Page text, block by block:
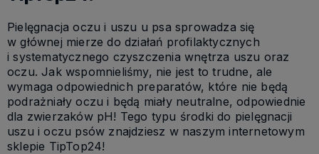
Pielęgnacja oczu i uszu u psa sprowadza się
w głównej mierze do działań profilaktycznych
i systematycznego czyszczenia wnętrza uszu oraz
oczu. Jak wspomnieliśmy, nie jest to trudne, ale
wymaga odpowiednich preparatów, które nie będą
podrażniały oczu i będą miały neutralne, odpowiednie
dla zwierzaków pH! Tego typu środki do pielęgnacji
uszu i oczu psów znajdziesz w naszym internetowym
sklepie TipTop24!